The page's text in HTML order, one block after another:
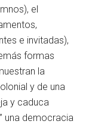
el
e invitadas),
formas
la
y de una
y caduca
una democracia